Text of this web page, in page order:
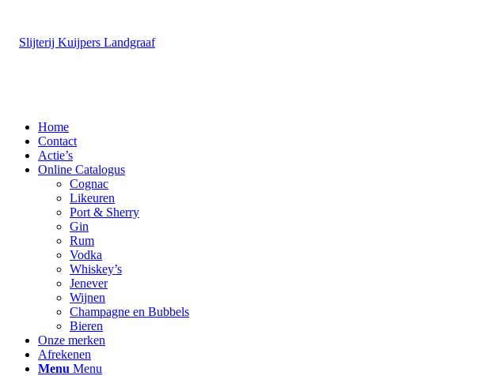
Home
Contact
Actie’s
Online Catalogus
Cognac
Likeuren
Port & Sherry
Gin
Rum
Vodka
Whiskey’s
Jenever
Wijnen
Champagne en Bubbels
Bieren
Onze merken
Afrekenen
Menu Menu